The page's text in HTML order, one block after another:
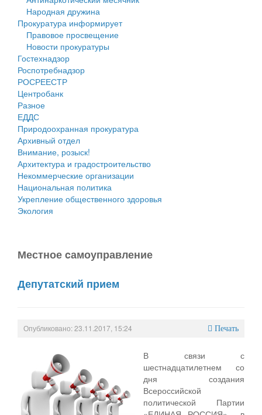
Генеральные планы
Проекты планировки территории
Собрание депутатов
Городское поселение
Сельские поселения
Народная дружина
Прокуратура информирует
Правовое просвещение
Новости прокуратуры
Гостехнадзор
Роспотребнадзор
РОСРЕЕСТР
Центробанк
Разное
ЕДДС
Природоохранная прокуратура
Архивный отдел
Внимание, розыск!
Архитектура и градостроительство
Некоммерческие организации
Национальная политика
Укрепление общественного здоровья
Экология
Местное cамоуправление
Депутатский прием
Опубликовано: 23.11.2017, 15:24 Печать
В связи с
шестнадцатилетнем со
дня создания
Всероссийской
политической Партии